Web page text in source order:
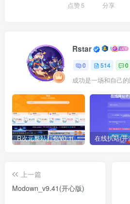
点赞5 分享
Rstar
0 514 0
成功是一场和自己
R次元整站打包V0.1(原创) 在线扒站(开
上一篇
Modown_v9.41(开心版)